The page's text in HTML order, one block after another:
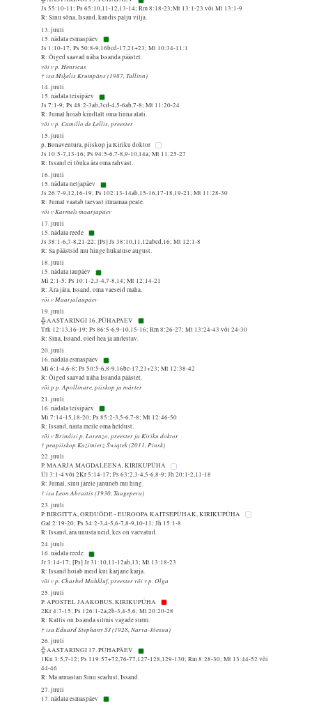
Js 55:10-11; Ps 65:10,11-12,13-14; Rm 8:18-23;Mt 13:1-23 või Mt 13:1-9
R: Sinu sõna, Issand, kandis palju vilja.
13. juuli
15. nädala esmaspäev
Js 1:10-17; Ps 50:8-9,16bcd-17,21+23; Mt 10:34-11:1
R: Õiged saavad näha Issanda päästet.
või v p. Henricus
† isa Miķelis Krumpāns (1987, Tallinn)
14. juuli
15. nädala teisipäev
Js 7:1-9; Ps 48:2-3ab,3cd-4,5-6ab,7-8; Mt 11:20-24
R: Jumal hoiab kindlalt oma linna alati.
või v p. Camillo de Lellis, preester
15. juuli
p. Bonaventura, piiskop ja Kiriku doktor
Js 10:5-7,13-16; Ps 94:5-6,7-8,9-10,14a; Mt 11:25-27
R: Issand ei tõuka ära oma rahvast.
16. juuli
15. nädala neljapäev
Js 26:7-9,12,16-19; Ps 102:13-14ab,15-16,17-18,19-21; Mt 11:28-30
R: Jumal vaatab taevast ilmamaa peale.
või v Karmeli maarjapäev
17. juuli
15. nädala reede
Js 38:1-6,7-8,21-22; [Ps] Js 38:10,11,12abcd,16; Mt 12:1-8
R: Sa päästsid mu hinge hukatuse august.
18. juuli
15. nädala laupäev
Mi 2:1-5; Ps 10:1-2,3-4,7-8,14; Mt 12:14-21
R: Ära jäta, Issand, oma vaeseid maha.
või v Maarjalaupäev
19. juuli
╬ AASTARINGI 16. PÜHAPÄEV
Trk 12:13,16-19; Ps 86:5-6,9-10,15-16; Rm 8:26-27; Mt 13:24-43 või 24-30
R: Sina, Issand, oled hea ja andestav.
20. juuli
16. nädala esmaspäev
Mi 6:1-4,6-8; Ps 50:5-6,8-9,16bc-17,21+23; Mt 12:38-42
R: Õiged saavad näha Issanda päästet.
või p p. Apollinare, piiskop ja märter
21. juuli
16. nädala teisipäev
Mi 7:14-15,18-20; Ps 85:2-3,5-6,7-8; Mt 12:46-50
R: Issand, näita meile oma heldust.
või v Brindisi p. Lorenzo, preester ja Kiriku doktor
† peapiiskop Kazimierz Świątek (2011, Pinsk)
22. juuli
P. MAARJA MAGDALEENA, KIRIKUPÜHA
Ül 3:1-4 või 2Kr 5:14-17; Ps 63:2,3-4,5-6,8-9; Jh 20:1-2,11-18
R: Jumal, sinu järele januneb mu hing.
† isa Leon Abraitis (1930, Taagepera)
23. juuli
P. BIRGITTA, ORDUÕDE - EUROOPA KAITSEPÜHAK, KIRIKUPÜHA
Gal 2:19-20; Ps 34:2-3,4-5,6-7,8-9,10-11; Jh 15:1-8
R: Issand, ära unusta neid, kes on vaevatud.
24. juuli
16. nädala reede
Jr 3:14-17; [Ps] Jr 31:10,11-12ab,13; Mt 13:18-23
R: Issand hoiab meid kui karjane karja.
või v p. Charbel Mahkluf, preester või v p. Olga
25. juuli
P. APOSTEL JAAKOBUS, KIRIKUPÜHA
2Kr 4:7-15; Ps 126:1-2a,2b-3,4-5,6; Mt 20:20-28
R: Kallis on Issanda silmis vagade surm.
† isa Eduard Stephany SJ (1928, Narva-Jõesuu)
26. juuli
╬ AASTARINGI 17. PÜHAPÄEV
1Kn 3:5,7-12; Ps 119:57+72,76-77,127-128,129-130; Rm 8:28-30; Mt 13:44-52 või
44-46
R: Ma armastan Sinu seadust, Issand.
27. juuli
17. nädala esmaspäev